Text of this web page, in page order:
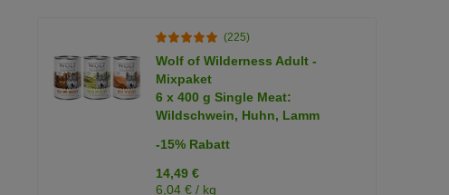
(225)
Wolf of Wilderness Adult -
Mixpaket
6 x 400 g Single Meat:
Wildschwein, Huhn, Lamm
-15% Rabatt
14,49 €
6,04 € / kg